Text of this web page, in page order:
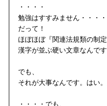
・・・・
勉強はすすみません・・・・
だって！
ほぼほぼ『関連法規類の制
漢字が並ぶ硬い文章なんです
でも、
それが大事なんです。はい
・・・・でも、